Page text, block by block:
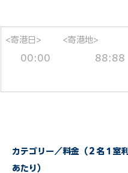
<寄港日>
00:00
<寄港地>
88:88
カテゴリー／料金（２名１室
あたり）